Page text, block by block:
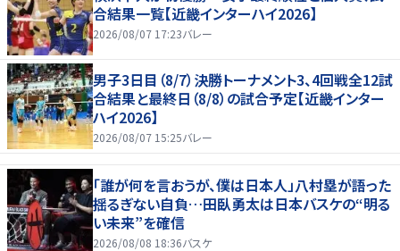
合結果一覧【近畿インターハイ2026】
2026/08/07 17:23バレー
男子3日目（8/7）決勝トーナメント3、4回戦全12試
合結果と最終日（8/8）の試合予定【近畿インター
ハイ2026】
2026/08/07 15:25バレー
「誰が何を言おうが、僕は日本人」八村塁が語った
揺るぎない自負…田臥勇太は日本バスケの“明る
い未来”を確信
2026/08/08 18:36バスケ